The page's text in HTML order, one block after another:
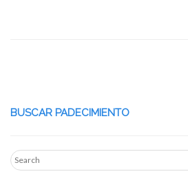
BUSCAR PADECIMIENTO